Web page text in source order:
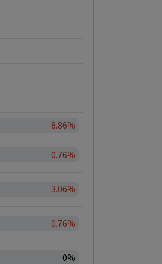
8.86%
0.76%
3.06%
0.76%
0%